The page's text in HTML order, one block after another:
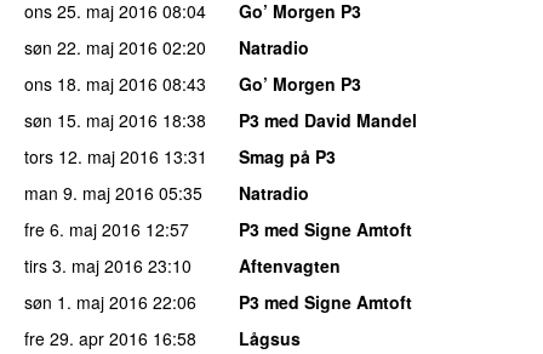
ons 25. maj 2016 08:04
Go’ Morgen P3
søn 22. maj 2016 02:20
Natradio
ons 18. maj 2016 08:43
Go’ Morgen P3
søn 15. maj 2016 18:38
P3 med David Mandel
tors 12. maj 2016 13:31
Smag på P3
man 9. maj 2016 05:35
Natradio
fre 6. maj 2016 12:57
P3 med Signe Amtoft
tirs 3. maj 2016 23:10
Aftenvagten
søn 1. maj 2016 22:06
P3 med Signe Amtoft
fre 29. apr 2016 16:58
Lågsus